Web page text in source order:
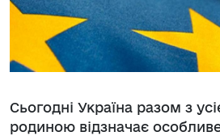
Сьогодні Україна разом з
родиною відзначає